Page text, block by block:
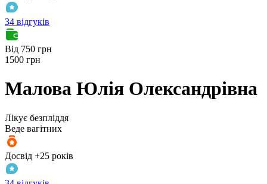
34 відгуків
Від 750 грн
1500 грн
Малова Юлія Олександрівна
Лікує безпліддя
Веде вагітних
Досвід +25 років